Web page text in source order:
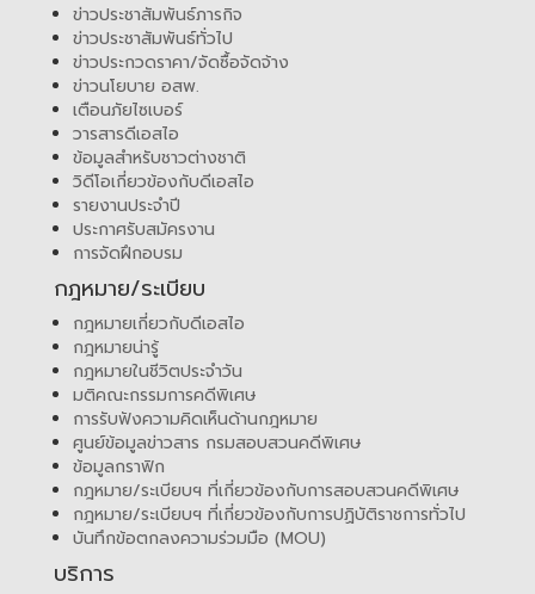
ข่าวประชาสัมพันธ์ภารกิจ
ข่าวประชาสัมพันธ์ทั่วไป
ข่าวประกวดราคา/จัดซื้อจัดจ้าง
ข่าวนโยบาย อสพ.
เตือนภัยไซเบอร์
วารสารดีเอสไอ
ข้อมูลสำหรับชาวต่างชาติ
วิดีโอเกี่ยวข้องกับดีเอสไอ
รายงานประจำปี
ประกาศรับสมัครงาน
การจัดฝึกอบรม
กฎหมาย/ระเบียบ
กฎหมายเกี่ยวกับดีเอสไอ
กฎหมายน่ารู้
กฎหมายในชีวิตประจำวัน
มติคณะกรรมการคดีพิเศษ
การรับฟังความคิดเห็นด้านกฎหมาย
ศูนย์ข้อมูลข่าวสาร กรมสอบสวนคดีพิเศษ
ข้อมูลกราฟิก
กฎหมาย/ระเบียบฯ ที่เกี่ยวข้องกับการสอบสวนคดีพิเศษ
กฎหมาย/ระเบียบฯ ที่เกี่ยวข้องกับการปฏิบัติราชการทั่วไป
บันทึกข้อตกลงความร่วมมือ (MOU)
บริการ